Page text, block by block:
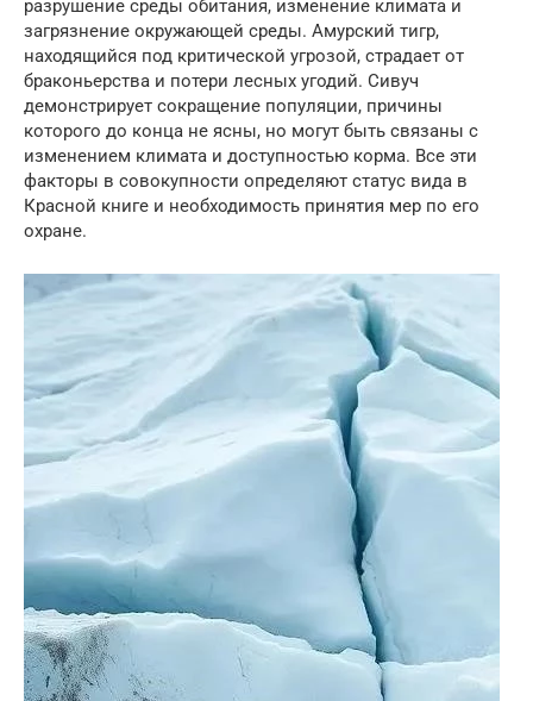
разрушение среды обитания, изменение климата и
загрязнение окружающей среды. Амурский тигр,
находящийся под критической угрозой, страдает от
браконьерства и потери лесных угодий. Сивуч
демонстрирует сокращение популяции, причины
которого до конца не ясны, но могут быть связаны с
изменением климата и доступностью корма. Все эти
факторы в совокупности определяют статус вида в
Красной книге и необходимость принятия мер по его
охране.